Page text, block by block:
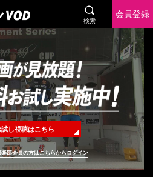
検索
会員登録
し視聴はこちら
部会員の方はこちらからログイン